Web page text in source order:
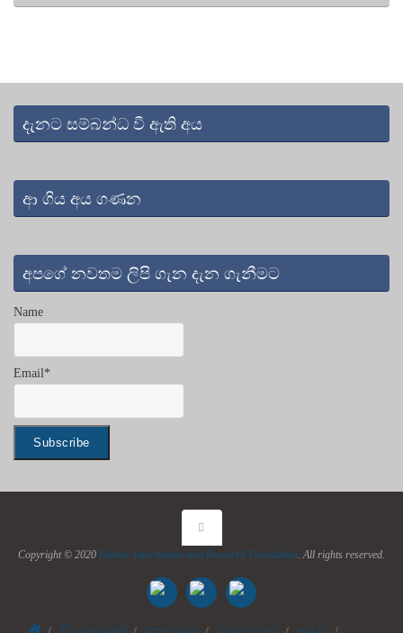
දැනට සම්බන්ධ වී ඇති අය
ආ ගිය අය ගණන
අපගේ නවතම ලිපි ගැන දැන ගැනීමට
Name
Email*
Copyright © 2020 Islamic Information and Research Foundation . All rights reserved.
Homeදිවියේ අරමුණ? සත්‍ය සොයා ඔබට ඉස්ලාම් ඇරයුම